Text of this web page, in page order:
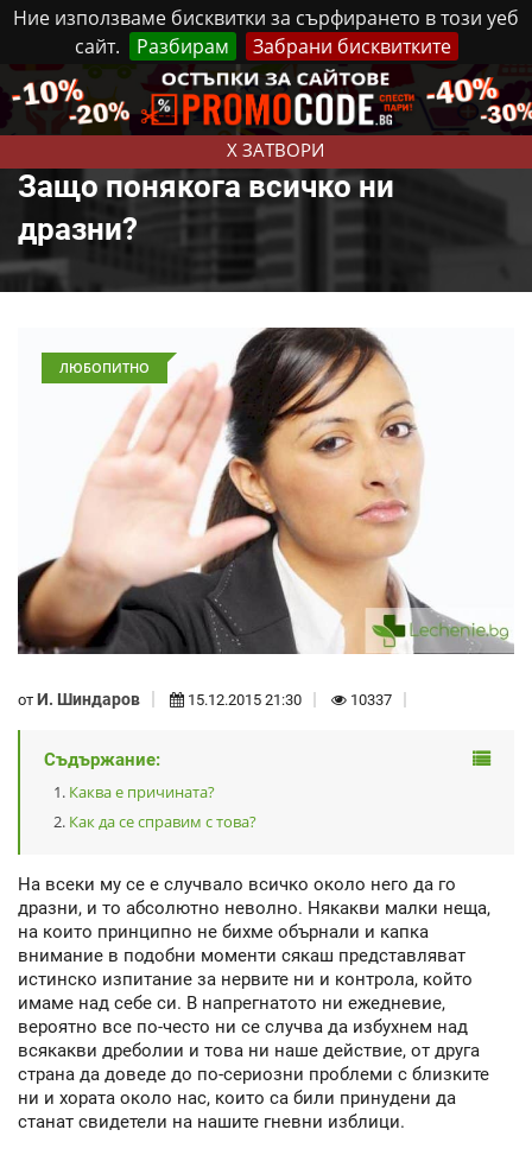
Ние използваме бисквитки за сърфирането в този уеб
сайт.
Разбирам Забрани бисквитките
X ЗАТВОРИ
Събота, 8 Август, 2026 Реклама Контакти
Защо понякога всичко ни
дразни?
ЛЮБОПИТНО
от И. Шиндаров 15.12.2015 21:30 10337
Съдържание:
Каква е причината?
Как да се справим с това?
На всеки му се е случвало всичко около него да го
дразни, и то абсолютно неволно. Някакви малки неща,
на които принципно не бихме обърнали и капка
внимание в подобни моменти сякаш представляват
истинско изпитание за нервите ни и контрола, който
имаме над себе си. В напрегнатото ни ежедневие,
вероятно все по-често ни се случва да избухнем над
всякакви дреболии и това ни наше действие, от друга
страна да доведе до по-сериозни проблеми с близките
ни и хората около нас, които са били принудени да
станат свидетели на нашите гневни изблици.